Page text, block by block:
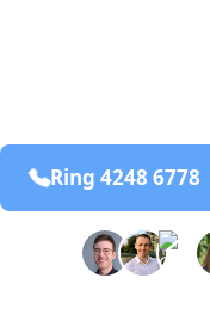
Ring 4248 6778